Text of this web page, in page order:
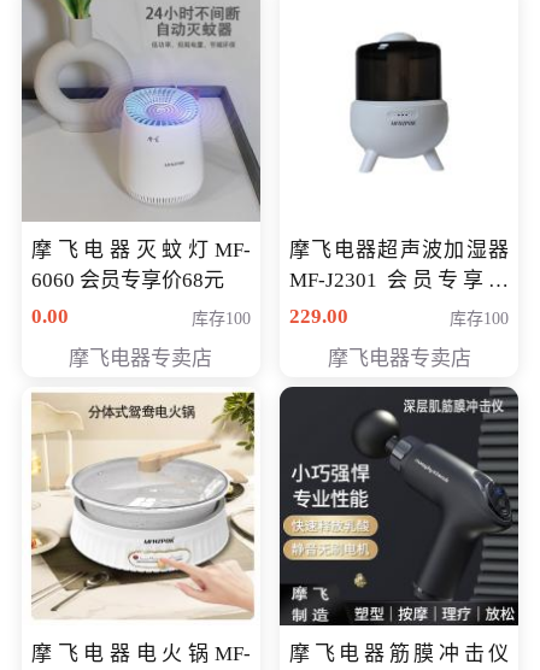
摩飞电器灭蚊灯MF-
6060 会员专享价68元
0.00
库存100
摩飞电器专卖店
摩飞电器超声波加湿器
MF-J2301 会员专享价
168元
229.00 库存100
摩飞电器专卖店
摩飞电器电火锅MF-
摩飞电器筋膜冲击仪